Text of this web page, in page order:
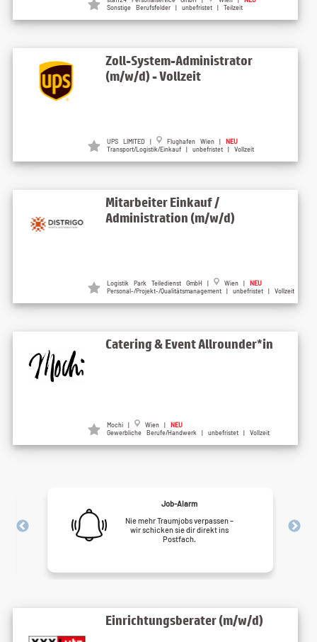
Sonstige Berufsfelder | unbefristet | Teilzeit
Zoll-System-Administrator
(m/w/d) - Vollzeit
UPS LIMITED | Flughafen Wien | NEU
Transport/Logistik/Einkauf | unbefristet | Vollzeit
Mitarbeiter Einkauf /
Administration (m/w/d)
Logistik Park Teiledienst GmbH | Wien | NEU
Personal-/Projekt-/Qualitätsmanagement | unbefristet | Vollzeit
Catering & Event Allrounder*in
Mochi | Wien | NEU
Gewerbliche Berufe/Handwerk | unbefristet | Vollzeit
Job-Alarm
Nie mehr Traumjobs verpassen –
wir schicken sie dir direkt ins
Postfach.
Einrichtungsberater (m/w/d)